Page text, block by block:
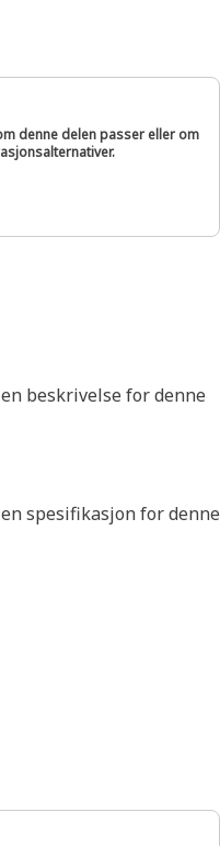
denne delen passer eller om
beskrivelse for denne
spesifikasjon for denne